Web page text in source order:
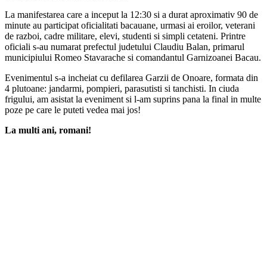
La manifestarea care a inceput la 12:30 si a durat aproximativ 90 de
minute au participat oficialitati bacauane, urmasi ai eroilor, veterani
de razboi, cadre militare, elevi, studenti si simpli cetateni. Printre
oficiali s-au numarat prefectul judetului Claudiu Balan, primarul
municipiului Romeo Stavarache si comandantul Garnizoanei Bacau.
Evenimentul s-a incheiat cu defilarea Garzii de Onoare, formata din
4 plutoane: jandarmi, pompieri, parasutisti si tanchisti. In ciuda
frigului, am asistat la eveniment si l-am suprins pana la final in multe
poze pe care le puteti vedea mai jos!
La multi ani, romani!